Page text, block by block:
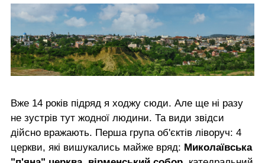
Вже 14 років підряд я ходжу сюди. Але ще ні разу
не зустрів тут жодної людини. Та види звідси
дійсно вражають. Перша група об'єктів ліворуч: 4
церкви, які вишукались майже вряд: Миколаївська